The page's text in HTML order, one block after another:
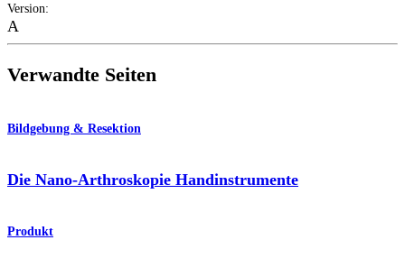
Version:
A
Verwandte Seiten
Bildgebung & Resektion
Die Nano-Arthroskopie Handinstrumente
Produkt